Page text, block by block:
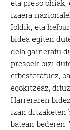
eta preso ohiak,
izaera
Ioldik, eta
bidea egiten
dela gaineratu
presoek bizi
erbesteratuez,
egokitzeaz,
Harreraren
izan ditzaketen
batean